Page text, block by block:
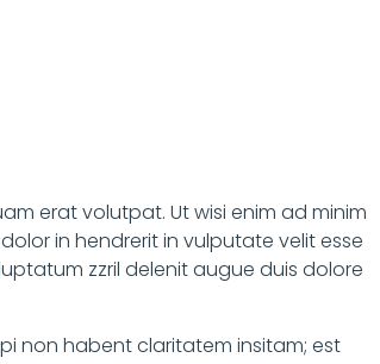
erat volutpat. Ut wisi enim ad minim
in hendrerit in vulputate velit esse
zzril delenit augue duis dolore
non habent claritatem insitam; est